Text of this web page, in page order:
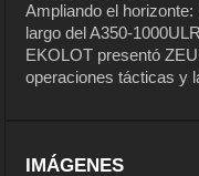
Ampliando el
largo del A350-1000ULR
EKOLOT presentó
operaciones tácticas y
IMÁGENES